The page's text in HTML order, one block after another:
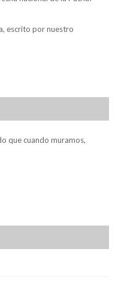
escrito por nuestro
que cuando muramos,